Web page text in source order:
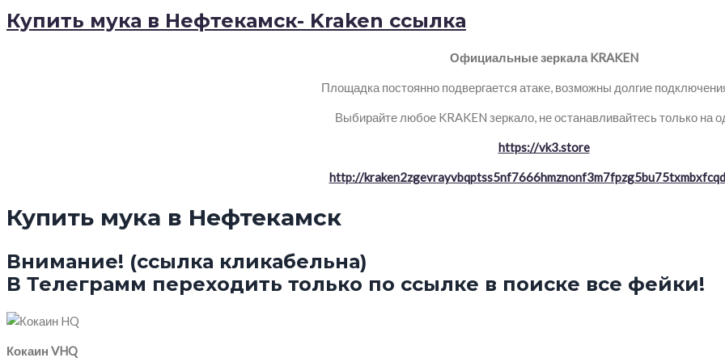
Купить мука в Нефтекамск- Kraken ссылка
Официальные зеркала KRAKEN
Площадка постоянно подвергается атаке, возможны долгие
Выбирайте любое KRAKEN зеркало, не останавливайтесь только на
https://vk3.store
http://
Купить мука в Нефтекамск
Внимание! (ссылка кликабельна)
В Телеграмм переходить только по ссылке в поиске все фейки!
Кокаин VHQ